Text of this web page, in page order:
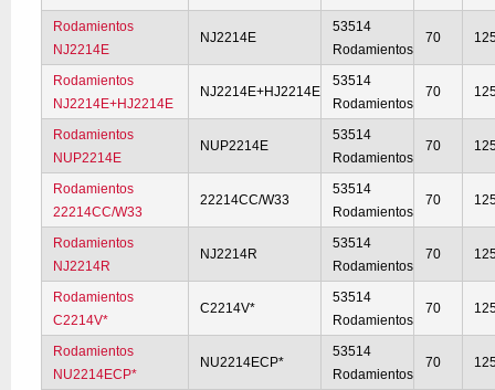
Rodamientos
NJ2214E
NJ2214E
53514
Rodamientos
70
Rodamientos
NJ2214E+HJ2214E
NJ2214E+HJ2214E
53514
Rodamientos
70
Rodamientos
NUP2214E
NUP2214E
53514
Rodamientos
70
Rodamientos
22214CC/W33
22214CC/W33
53514
Rodamientos
70
Rodamientos
NJ2214R
NJ2214R
53514
Rodamientos
70
Rodamientos
C2214V*
C2214V*
53514
Rodamientos
70
Rodamientos
NU2214ECP*
NU2214ECP*
53514
Rodamientos
70